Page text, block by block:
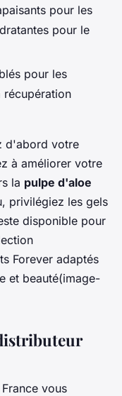
pour les
pour le
pour les
récupération
d'abord votre
à améliorer votre
la pulpe d'aloe
privilégiez les gels
disponible pour
Forever adaptés
et beauté(image-
vous